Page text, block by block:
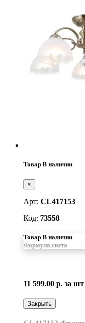
Товар В наличии
×
Арт: CL417153
Код: 73558
Товар В наличии
Формула света
11 599.00 р. за шт
Закрыть